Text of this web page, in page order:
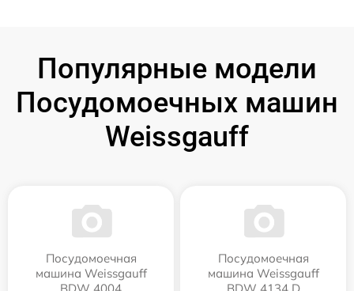
Популярные модели
Посудомоечных машин
Weissgauff
Посудомоечная
машина Weissgauff
Посудомоечная
машина Weissgauff